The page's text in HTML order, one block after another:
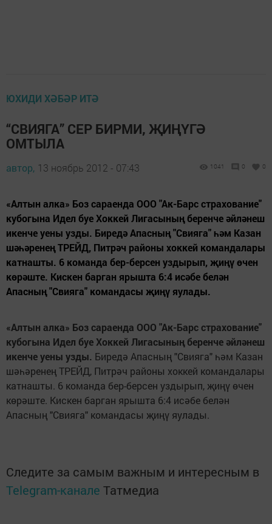
ЮХИДИ ХӘБӘР ИТӘ
“СВИЯГА” СЕР БИРМИ, ҖИҢҮГӘ
ОМТЫЛА
автор, 13 ноябрь 2012 - 07:43 1041 0 0
«Алтын алка» Боз сараенда ООО "Ак-Барс страхование"
кубогына Идел буе Хоккей Лигасының беренче әйләнеш
икенче уены узды. Биредә Апасның "Свияга" һәм Казан
шәһәренең ТРЕЙД, Питрәч районы хоккей командалары
катнашты. 6 команда бер-берсен уздырып, җиңү өчен
көрәште. Кискен барган ярышта 6:4 исәбе белән
Апасның "Свияга" командасы җиңү яулады.
«Алтын алка» Боз сараенда ООО "Ак-Барс страхование"
кубогына Идел буе Хоккей Лигасының беренче әйләнеш
икенче уены узды. Биредә Апасның "Свияга" һәм Казан
шәһәренең ТРЕЙД, Питрәч районы хоккей командалары
катнашты. 6 команда бер-берсен уздырып, җиңү өчен
көрәште. Кискен барган ярышта 6:4 исәбе белән
Апасның "Свияга" командасы җиңү яулады.
Следите за самым важным и интересным в
Telegram-канале Татмедиа